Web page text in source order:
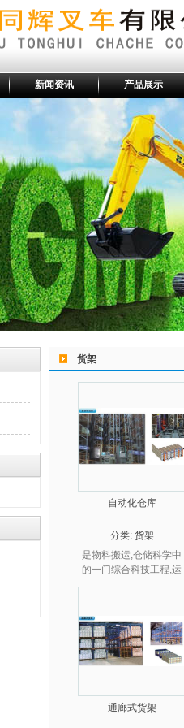
新闻资讯 产品展示
货架
自动化仓库
分类: 货架
是物料搬运,仓储科学中
的一门综合科技工程,运
转高速,操作简捷,充分利
物高效自动储存。
通廊式货架